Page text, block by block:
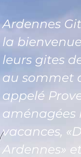
Ardennes
la
leurs gites
au sommet
appelé
aménagées
vacances,
Ardennes»